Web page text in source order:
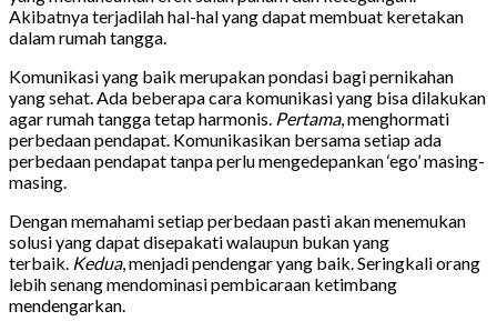
Akibatnya terjadilah hal-hal yang dapat membuat keretakan
dalam rumah tangga.
Komunikasi yang baik merupakan pondasi bagi pernikahan
yang sehat. Ada beberapa cara komunikasi yang bisa dilakukan
agar rumah tangga tetap harmonis. Pertama, menghormati
perbedaan pendapat. Komunikasikan bersama setiap ada
perbedaan pendapat tanpa perlu mengedepankan ‘ego’ masing-
masing.
Dengan memahami setiap perbedaan pasti akan menemukan
solusi yang dapat disepakati walaupun bukan yang
terbaik. Kedua, menjadi pendengar yang baik. Seringkali orang
lebih senang mendominasi pembicaraan ketimbang
mendengarkan.